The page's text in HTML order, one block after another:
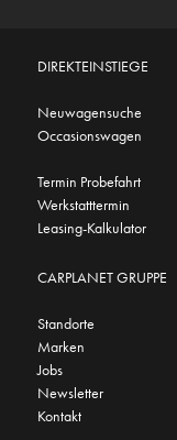
DIREKTEINSTIEGE
Neuwagensuche
Occasionswagen
Termin Probefahrt
Werkstatttermin
Leasing-Kalkulator
CARPLANET GRUPPE
Standorte
Marken
Jobs
Newsletter
Kontakt